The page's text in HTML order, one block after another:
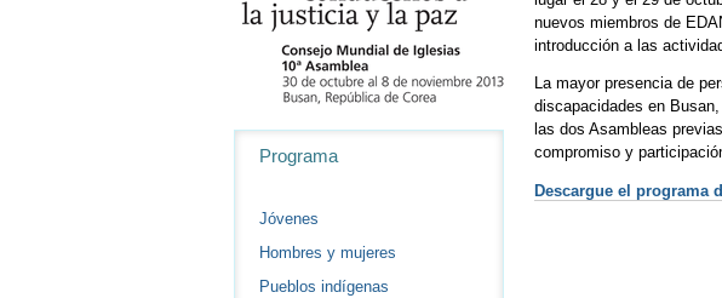
nuevos miembros de
introducción a las
La mayor presencia de
discapacidades en
las dos Asambleas
compromiso y
Descargue el programa
Programa
Jóvenes
Hombres y mujeres
Pueblos indígenas